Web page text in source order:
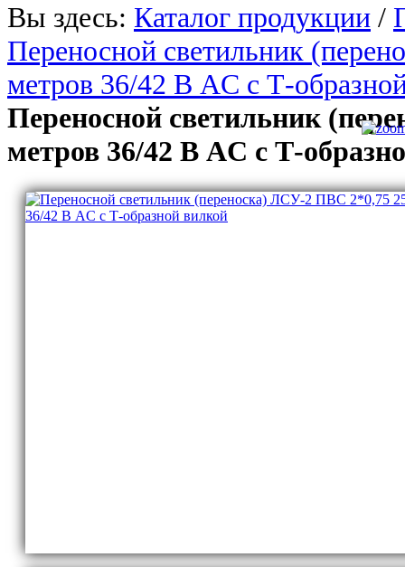
Вы здесь: Каталог продукции /
Переносной светильник
метров 36/42 В AC с Т-
Переносной светильник
метров 36/42 В AC с Т-